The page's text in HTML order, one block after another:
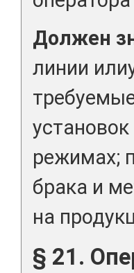
Должен
линии
режимах;
брака и
на
§ 21.